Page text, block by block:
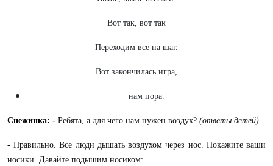
Вот так, вот так
Переходим все на шаг.
Вот закончилась игра,
нам пора.
Снежинка: - Ребята, а для чего нам нужен воздух? (ответы детей)
- Правильно. Все люди дышать воздухом через нос. Покажите ваши
носики. Давайте подышим носиком: